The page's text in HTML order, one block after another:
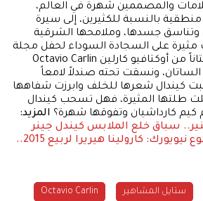
والمصممين شهرة في العالم،
بالنسبة للكثيرين، إلى سيرة
وتناسق جسدها، وملامحها الشرقية
مثيرة على السجادة السوداء لحفل مجلة
"هاربر بازار" مرتدية فستاناً من أوكتافيو كارلين Octavio Carlin
ونسقت تحته صندلاً لامعاً
كيندال شعرها للخلف وابرزت شفاهها
طلتها المثيرة، فهل تسحب كيندال
كارداشيان وتفوقها شهرة؟ المزيد:
سباق خلع الملابس كيندل جينر
أسبوع نيويورك: كارولينا هيريرا لربيع 2015..
ستايل المشاهير Octavio Carlin